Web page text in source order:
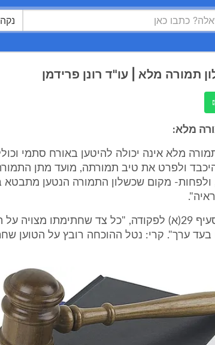
תמורה מלא | עו"ד רונן פרידמן
מלא אינה יכולה להיטען באורח סתמי
ולפרט את טיב תמורתה, מועד מתן
ולפחות- מקום שכשלון התמורה הנטען מתבטא
עפ"י הוראת סעיף 29(א) לפקודה, "כל צד שחתימתו
בעד ערך". קרי: נטל ההוכחה רובץ על הטוען